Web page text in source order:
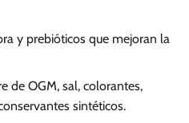
y prebióticos que mejoran la
de OGM, sal, colorantes,
sintéticos.